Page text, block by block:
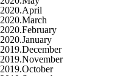
2020.April
2020.March
2020.February
2020.January
2019.December
2019.November
2019.October